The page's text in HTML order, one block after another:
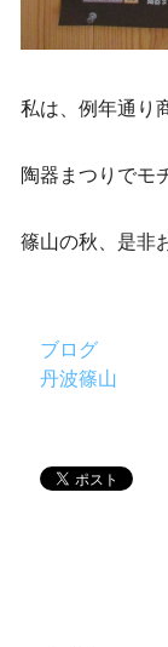
私は、例年通り
陶器まつりでモ
篠山の秋、是非
ブログ
丹波篠山